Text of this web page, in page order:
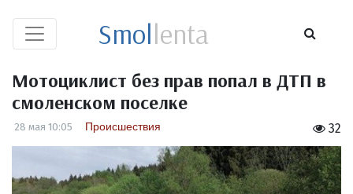
Smollenta
Мотоциклист без прав попал в ДТП в
смоленском поселке
32
28 мая 10:05 Происшествия